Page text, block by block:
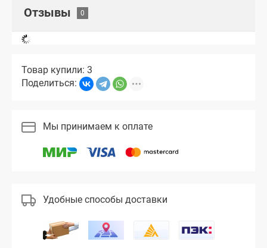
Отзывы
Товар купили: 3
Поделиться:
Мы принимаем к оплате
Удобные способы доставки